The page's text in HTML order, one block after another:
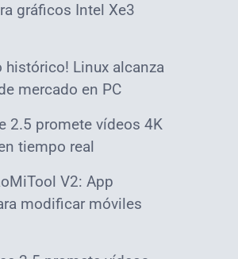
gráficos Intel Xe3
histórico! Linux alcanza
mercado en PC
2.5 promete vídeos 4K
tiempo real
V2: App
modificar móviles